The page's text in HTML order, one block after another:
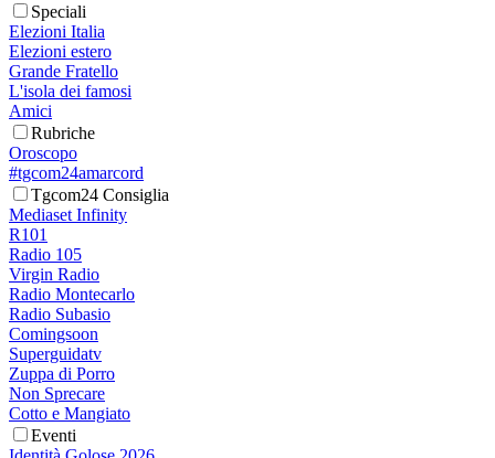
Speciali
Elezioni Italia
Elezioni estero
Grande Fratello
L'isola dei famosi
Amici
Rubriche
Oroscopo
#tgcom24amarcord
Tgcom24 Consiglia
Mediaset Infinity
R101
Radio 105
Virgin Radio
Radio Montecarlo
Radio Subasio
Comingsoon
Superguidatv
Zuppa di Porro
Non Sprecare
Cotto e Mangiato
Eventi